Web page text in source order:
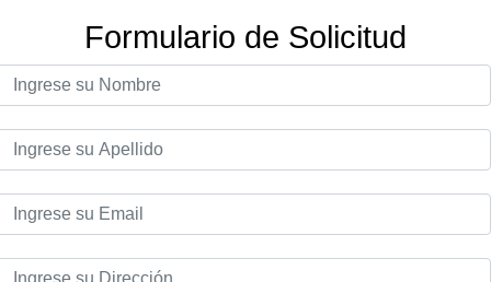
Formulario de Solicitud